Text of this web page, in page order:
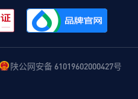
陕公网安备 61019602000427号